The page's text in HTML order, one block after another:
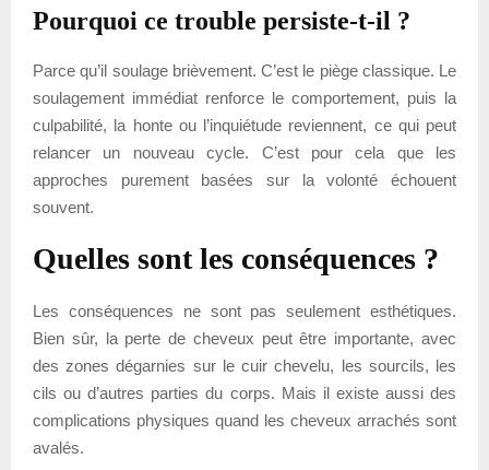
Pourquoi ce trouble persiste-t-il ?
Parce qu’il soulage brièvement. C’est le piège classique. Le
soulagement immédiat renforce le comportement, puis la
culpabilité, la honte ou l’inquiétude reviennent, ce qui peut
relancer un nouveau cycle. C’est pour cela que les
approches purement basées sur la volonté échouent
souvent.
Quelles sont les conséquences ?
Les conséquences ne sont pas seulement esthétiques.
Bien sûr, la perte de cheveux peut être importante, avec
des zones dégarnies sur le cuir chevelu, les sourcils, les
cils ou d’autres parties du corps. Mais il existe aussi des
complications physiques quand les cheveux arrachés sont
avalés.